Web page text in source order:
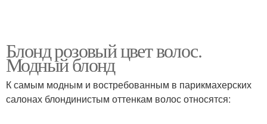
Блонд розовый цвет волос.
Модный блонд
К самым модным и востребованным в парикмахерских
салонах блондинистым оттенкам волос относятся: